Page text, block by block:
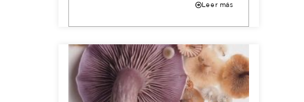
Leer más